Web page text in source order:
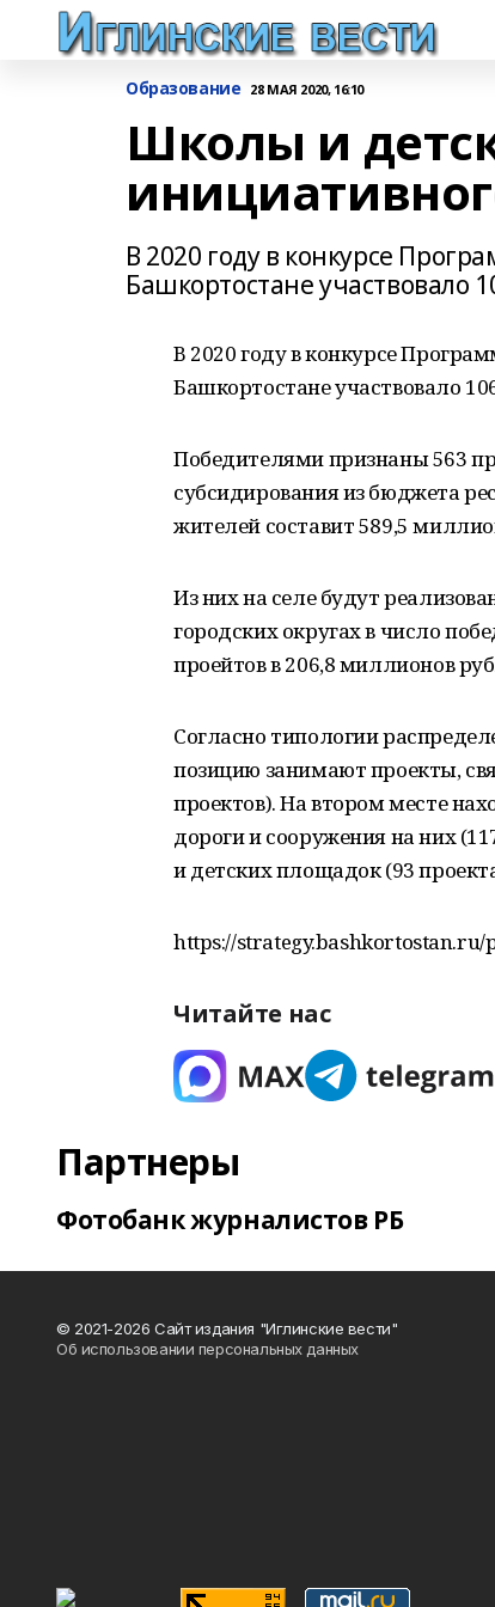
Образование 28 МАЯ 2020, 16:10
Школы и
B 2020 году в конкурсе
Башкортостане участвовало
B 2020 году в конкурсе
Башкортостане участвовало
Победителями признаны 563
субсидирования из бюджета
жителей составит 589,5
Из них на селе будут
городских округах в число
проейтов в 206,8 миллионов
Согласно типологии
позицию занимают проекты,
проектов). На втором месте
дороги и сооружения на них
и детских площадок (93
https://strategy.bashkortostan.ru/
Читайте нас
Партнеры
Фотобанк журналистов РБ
© 2021-2026 Сайт издания "Иглинские вести"
Об использовании персональных данных